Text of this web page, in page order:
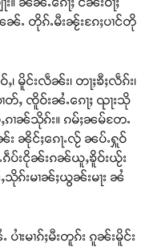
ႈၵမ်ႉထႅမ် ၸုမ်းၶၢ
ႈဢေႃႈ။
ႉ တိုၵ်ႉမီးၼႂ်းၵႄႈပၢင်တို
၊ မိူင်းလဵၼ်း၊ တႃႈၶီႈလဵၵ်း၊
ၢတ်ႇ ၸိူဝ်းၼႆႉၵေႃႈ ၺႃးသို
ၵၢၼ်သိုၵ်း။ ၵမ်ႈၼမ်တႄႉ
ၼိုင်ႈၵေႃႉလႂ် ၼပ်ႉႁူဝ်
ၵဵပ်းငိုၼ်းၵၼ်ယူႇၶိူဝ်းယႂ်း
သိုၵ်းမၢၼ်ႈယွၼ်းမႃး ၼႆ
ၢႆးမၢၵ်ႈမီးတူၵ်း ၵူၼ်းမိူင်း